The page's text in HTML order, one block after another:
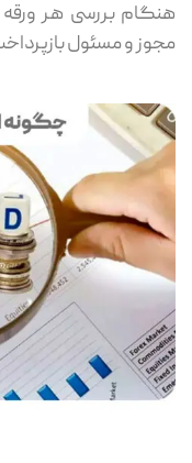
هنگام بررسی هر ورقه
مجوز و مسئول